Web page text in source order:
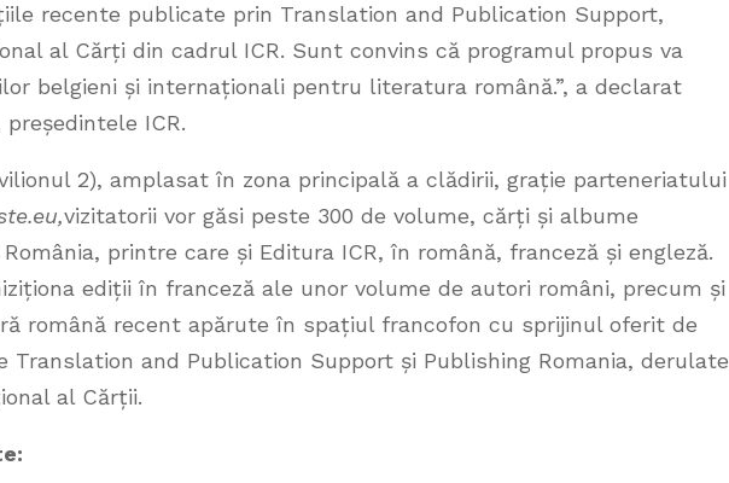
recente publicate prin Translation and Publication Support,
al Cărți din cadrul ICR. Sunt convins că programul propus va
belgieni și internaționali pentru literatura română.”, a declarat
ICR.
2), amplasat în zona principală a clădirii, grație parteneriatului
vizitatorii vor găsi peste 300 de volume, cărți și albume
printre care și Editura ICR, în română, franceză și engleză.
ediții în franceză ale unor volume de autori români, precum și
română recent apărute în spațiul francofon cu sprijinul oferit de
Translation and Publication Support și Publishing Romania, derulate
al Cărții.